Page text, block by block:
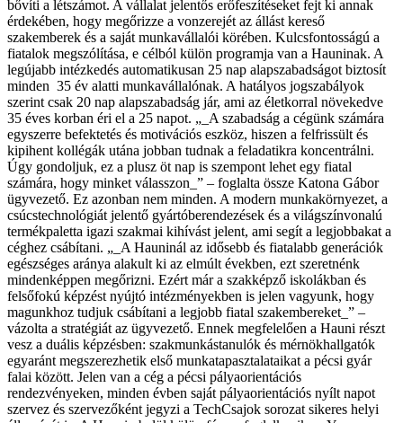
bővíti a létszámot. A vállalat jelentős erőfeszítéseket fejt ki annak
érdekében, hogy megőrizze a vonzerejét az állást kereső
szakemberek és a saját munkavállalói körében. Kulcsfontosságú a
fiatalok megszólítása, e célból külön programja van a Hauninak. A
legújabb intézkedés automatikusan 25 nap alapszabadságot biztosít
minden 35 év alatti munkavállalónak. A hatályos jogszabályok
szerint csak 20 nap alapszabadság jár, ami az életkorral növekedve
35 éves korban éri el a 25 napot. „_A szabadság a cégünk számára
egyszerre befektetés és motivációs eszköz, hiszen a felfrissült és
kipihent kollégák utána jobban tudnak a feladatikra koncentrálni.
Úgy gondoljuk, ez a plusz öt nap is szempont lehet egy fiatal
számára, hogy minket válasszon_” – foglalta össze Katona Gábor
ügyvezető. Ez azonban nem minden. A modern munkakörnyezet, a
csúcstechnológiát jelentő gyártóberendezések és a világszínvonalú
termékpaletta igazi szakmai kihívást jelent, ami segít a legjobbakat a
céghez csábítani. „_A Hauninál az idősebb és fiatalabb generációk
egészséges aránya alakult ki az elmúlt években, ezt szeretnénk
mindenképpen megőrizni. Ezért már a szakképző iskolákban és
felsőfokú képzést nyújtó intézményekben is jelen vagyunk, hogy
magunkhoz tudjuk csábítani a legjobb fiatal szakembereket_” –
vázolta a stratégiát az ügyvezető. Ennek megfelelően a Hauni részt
vesz a duális képzésben: szakmunkástanulók és mérnökhallgatók
egyaránt megszerezhetik első munkatapasztalataikat a pécsi gyár
falai között. Jelen van a cég a pécsi pályaorientációs
rendezvényeken, minden évben saját pályaorientációs nyílt napot
szervez és szervezőként jegyzi a TechCsajok sorozat sikeres helyi